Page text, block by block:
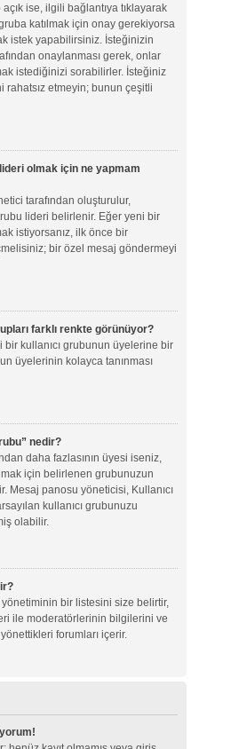
ise, ilgili bağlantıya tıklayarak
katılmak için onay gerekiyorsa
istek yapabilirsiniz. İsteğinizin
onaylanması gerek, onlar
istediğinizi sorabilirler. İsteğiniz
etmeyin; bunun çeşitli
olmak için ne yapmam
tarafından oluşturulur,
lideri belirlenir. Eğer yeni bir
istiyorsanız, ilk önce bir
bir özel mesaj göndermeyi
farklı renkte görünüyor?
kullanıcı grubunun üyelerine bir
üyelerinin kolayca tanınması
nedir?
daha fazlasının üyesi iseniz,
için belirlenen grubunuzun
Mesaj panosu yöneticisi, Kullanıcı
kullanıcı grubunuzu
olabilir.
bir listesini size belirtir,
ile moderatörlerinin bilgilerini ve
forumları içerir.